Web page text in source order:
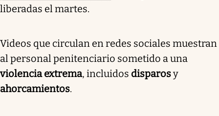
liberadas el martes.
Videos que circulan en redes sociales muestran
al personal penitenciario sometido a una
violencia extrema, incluidos disparosy
ahorcamientos.